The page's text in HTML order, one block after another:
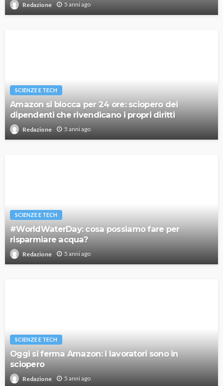
Redazione 5 anni ago
SCIENZE E TECH
Amazon si blocca per 24 ore: sciopero dei
dipendenti che rivendicano i propri diritti
Redazione 5 anni ago
SCIENZE E TECH
#WorldWaterDay: cosa possiamo fare per
risparmiare acqua?
Redazione 5 anni ago
SCIENZE E TECH
Oggi si ferma Amazon: i lavoratori sono in
sciopero
Redazione 5 anni ago